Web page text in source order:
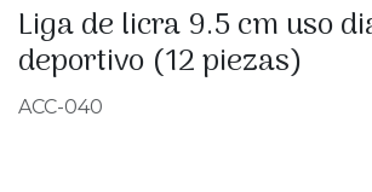
Liga de licra 9.5 cm uso
deportivo (12 piezas)
ACC-040